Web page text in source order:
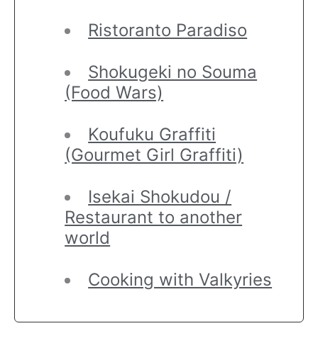
Ristoranto Paradiso
Shokugeki no Souma
(Food Wars)
Koufuku Graffiti
(Gourmet Girl Graffiti)
Isekai Shokudou /
Restaurant to another
world
Cooking with Valkyries